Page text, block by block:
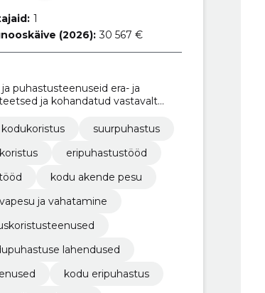
1
(2026): 30 567 €
puhastusteenuseid era- ja
ja kohandatud vastavalt
kodukoristus
suurpuhastus
eripuhastustööd
kodu akende pesu
ja vahatamine
lahendused
kodu eripuhastus